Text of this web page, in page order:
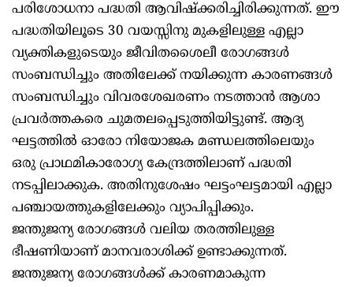
പരിശോധനാ പദ്ധതി ആവിഷ്‌ക്കരിച്ചിരിക്കുന്നത്. ഈ
പദ്ധതിയിലൂടെ 30 വയസ്സിനു മുകളിലുള്ള എല്ലാ
വ്യക്തികളുടെയും ജീവിതശൈലീ രോഗങ്ങള്‍
സംബന്ധിച്ചും അതിലേക്ക് നയിക്കുന്ന കാരണങ്ങള്‍
സംബന്ധിച്ചും വിവരശേഖരണം നടത്താന്‍ ആശാ
പ്രവര്‍ത്തകരെ ചുമതലപ്പെടുത്തിയിട്ടുണ്ട്. ആദ്യ
ഘട്ടത്തില്‍ ഓരോ നിയോജക മണ്ഡലത്തിലെയും
ഒരു പ്രാഥമികാരോഗ്യ കേന്ദ്രത്തിലാണ് പദ്ധതി
നടപ്പിലാക്കുക. അതിനുശേഷം ഘട്ടംഘട്ടമായി എല്ലാ
പഞ്ചായത്തുകളിലേക്കും വ്യാപിപ്പിക്കും.
ജന്തുജന്യ രോഗങ്ങള്‍ വലിയ തരത്തിലുള്ള
ഭീഷണിയാണ് മാനവരാശിക്ക് ഉണ്ടാക്കുന്നത്.
ജന്തുജന്യ രോഗങ്ങള്‍ക്ക് കാരണമാകുന്ന